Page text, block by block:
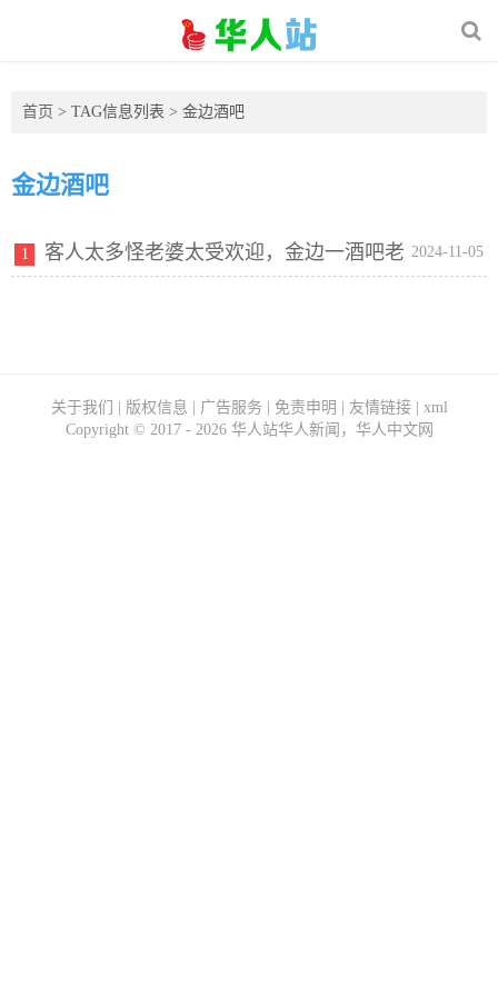
首页 > TAG信息列表 > 金边酒吧
金边酒吧
2024-11-05
1 客人太多怪老婆太受欢迎，金边一酒吧老
关于我们 版权信息 广告服务 免责申明 友情链接| xml
Copyright © 2017 - 2026 华人站华人新闻，华人中文网